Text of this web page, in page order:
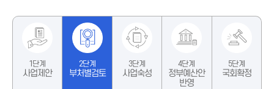
1단계
사업제안
2단계
부처별검토
3단계
사업숙성
4단계
정부예산안
반영
5단계
국회확정